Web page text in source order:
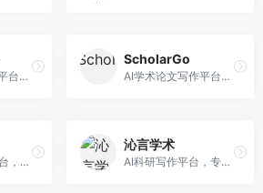
AI论文写作助手平台，提供智能化的学术写作支持。面向大学生和研究人员，支持多种学科论文生成，提供参考文献管理和格式规范服务，写作效率高。
ScholarGo
AI学术论文写作平台，专注于理工科领域的逻辑构建。面向理工科研究生和科研工作者，提供公式编辑、数据分析、论文结构优化等服务，理工科写作逻辑严谨。
专业论文写作平台，依托高校学术资源。面向本科生和研究生，提供论文指导、写作辅助、查重检测等服务，学术规范性强，适合追求高质量论文的用户。
沁言学术
AI科研写作平台，专注于学术研究辅助。面向研究生和科研工作者，提供文献分析、研究方法指导、论文撰写等服务，学术资源丰富，研究支持全面。